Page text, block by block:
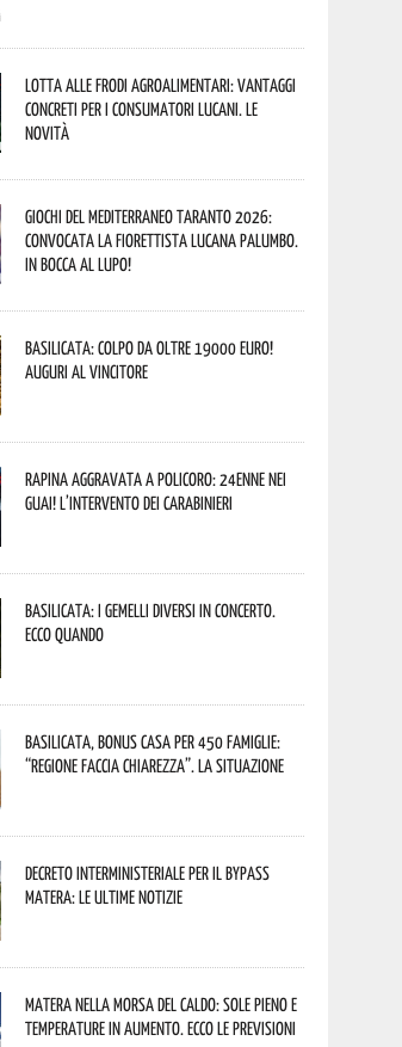
Lotta alle frodi agroalimentari: vantaggi
concreti per i consumatori lucani. Le
novità
Giochi del Mediterraneo Taranto 2026:
convocata la fiorettista lucana Palumbo.
In bocca al lupo!
Basilicata: colpo da oltre 19000 Euro!
Auguri al vincitore
Rapina aggravata a Policoro: 24enne nei
guai! L’intervento dei Carabinieri
Basilicata: i Gemelli DiVersi in concerto.
Ecco quando
Basilicata, Bonus casa per 450 famiglie:
“Regione faccia chiarezza”. La situazione
Decreto interministeriale per il Bypass
Matera: le ultime notizie
Matera nella morsa del caldo: sole pieno e
temperature in aumento. Ecco le previsioni